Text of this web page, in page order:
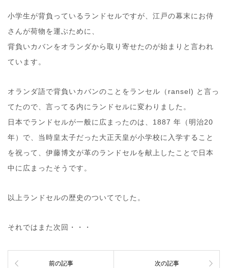
小学生が背負っているランドセルですが、江戸の幕末にお侍
さんが荷物を運ぶために、
背負いカバンをオランダから取り寄せたのが始まりと言われ
ています。
オランダ語で背負いカバンのことをランセル（ransel) と言っ
てたので、言ってる内にランドセルに変わりました。
日本でランドセルが一般に広まったのは、1887 年（明治20
年）で、当時皇太子だった大正天皇が小学校に入学すること
を祝って、伊藤博文が革のランドセルを献上したことで日本
中に広まったそうです。
以上ランドセルの歴史のついてでした。
それではまた次回・・・
前の記事 次の記事